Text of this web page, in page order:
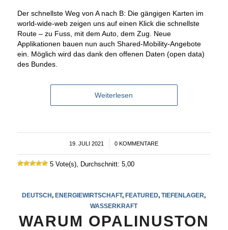
Der schnellste Weg von A nach B: Die gängigen Karten im
world-wide-web zeigen uns auf einen Klick die schnellste
Route – zu Fuss, mit dem Auto, dem Zug. Neue
Applikationen bauen nun auch Shared-Mobility-Angebote
ein. Möglich wird das dank den offenen Daten (open data)
des Bundes.
Weiterlesen
19. JULI 2021 0 KOMMENTARE
5 Vote(s), Durchschnitt: 5,00
DEUTSCH,ENERGIEWIRTSCHAFT,FEATURED,TIEFENLAGER,
WASSERKRAFT
WARUM OPALINUSTON